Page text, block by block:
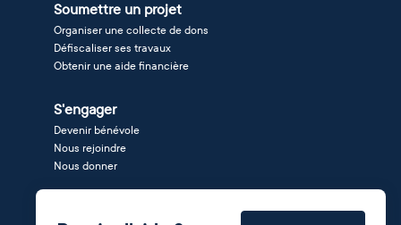
Soumettre un projet
Organiser une collecte de dons
Défiscaliser ses travaux
Obtenir une aide financière
S'engager
Devenir bénévole
Nous rejoindre
Nous donner